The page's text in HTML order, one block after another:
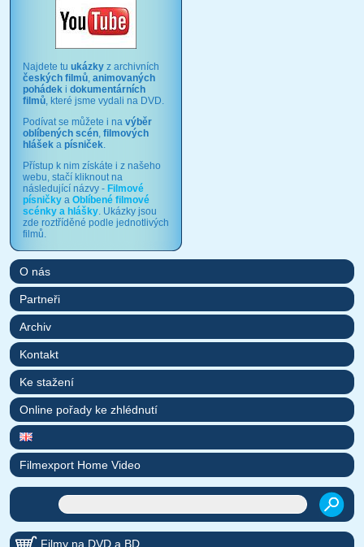
Najdete tu ukázky z archivních
českých filmů, animovaných
pohádek i dokumentárních
filmů, které jsme vydali na DVD.
Podívat se můžete i na výběr
oblíbených scén, filmových
hlášek a písniček.
Přístup k nim získáte i z našeho
webu, stačí kliknout na
následující názvy - Filmové
písničky a Oblíbené filmové
scénky a hlášky. Ukázky jsou
zde roztříděné podle jednotlivých
filmů.
O nás
Partneři
Archiv
Kontakt
Ke stažení
Online pořady ke zhlédnutí
Filmexport Home Video
Filmy na DVD a BD